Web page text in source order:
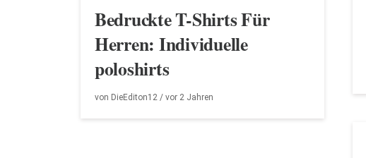
Bedruckte T-Shirts Für
Herren: Individuelle
poloshirts
von DieEditon12 / vor 2 Jahren